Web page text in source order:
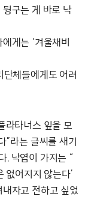
구는 게 바로 낙
게는 ‘겨울채비
단체들에게도 어려
라타너스 잎을 모
”라는 글씨를 새기
. 낙엽이 가지는 “
없어지지 않는다’
자고 전하고 싶었